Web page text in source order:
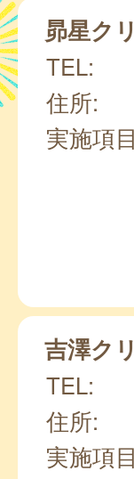
昴星ク
TEL:
住所:
実施項
吉澤ク
TEL:
住所:
実施項